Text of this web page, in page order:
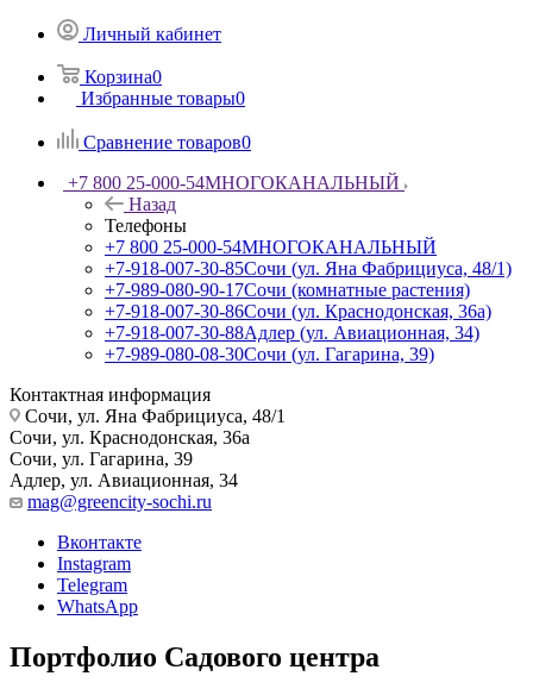
Личный кабинет
Корзина0
Избранные товары0
Сравнение товаров0
+7 800 25-000-54МНОГОКАНАЛЬНЫЙ
Назад
Телефоны
+7 800 25-000-54МНОГОКАНАЛЬНЫЙ
+7-918-007-30-85Сочи (ул. Яна Фабрициуса, 48/1)
+7-989-080-90-17Сочи (комнатные растения)
+7-918-007-30-86Сочи (ул. Краснодонская, 36а)
+7-918-007-30-88Адлер (ул. Авиационная, 34)
+7-989-080-08-30Сочи (ул. Гагарина, 39)
Контактная информация
Сочи, ул. Яна Фабрициуса, 48/1
Сочи, ул. Краснодонская, 36а
Сочи, ул. Гагарина, 39
Адлер, ул. Авиационная, 34
mag@greencity-sochi.ru
Вконтакте
Instagram
Telegram
WhatsApp
Портфолио Садового центра